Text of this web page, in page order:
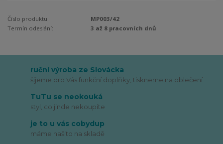
Číslo produktu:
MP003/42
Termín odeslání:
3 až 8 pracovních dnů
ruční výroba ze Slovácka
šijeme pro Vás funkční doplňky, tiskneme na oblečení
TuTu se neokouká
styl, co jinde nekoupíte
je to u vás cobydup
máme našito na skladě